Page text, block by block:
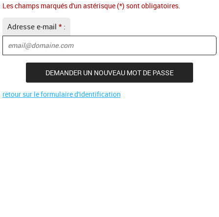
Les champs marqués d'un astérisque (*) sont obligatoires.
Adresse e-mail *:
retour sur le formulaire d'identification